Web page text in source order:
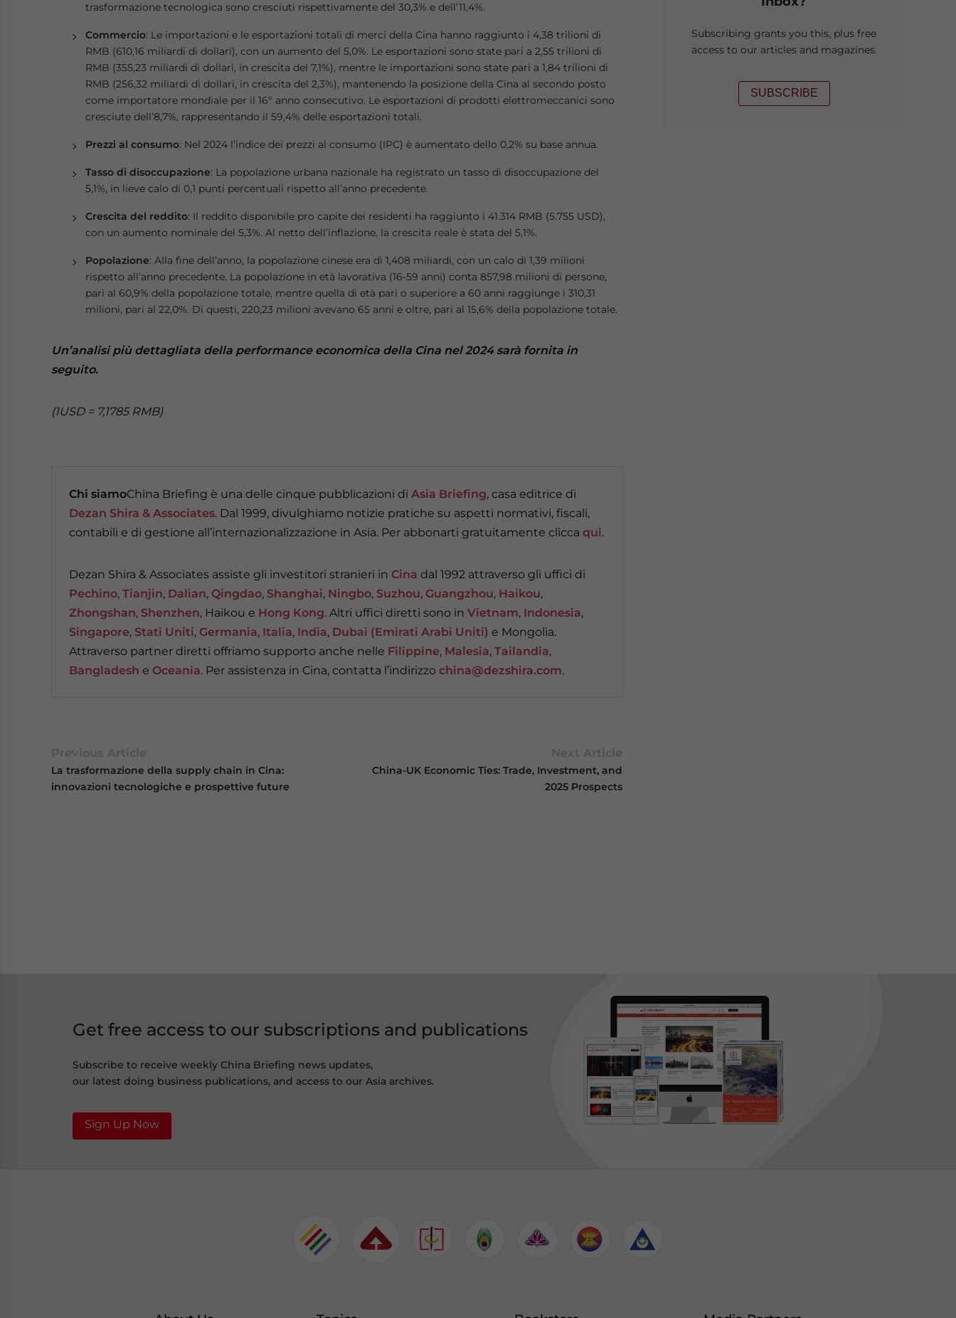
trasformazione tecnologica sono cresciuti rispettivamente del 30,3% e dell’11,4%.
Commercio: Le importazioni e le esportazioni totali di merci della Cina hanno raggiunto i 4,38 trilioni di
RMB (610,16 miliardi di dollari), con un aumento del 5,0%. Le esportazioni sono state pari a 2,55 trilioni di
RMB (355,23 miliardi di dollari, in crescita del 7,1%), mentre le importazioni sono state pari a 1,84 trilioni di
RMB (256,32 miliardi di dollari, in crescita del 2,3%), mantenendo la posizione della Cina al secondo posto
come importatore mondiale per il 16° anno consecutivo. Le esportazioni di prodotti elettromeccanici sono
cresciute dell’8,7%, rappresentando il 59,4% delle esportazioni totali.
Prezzi al consumo: Nel 2024 l’indice dei prezzi al consumo (IPC) è aumentato dello 0,2% su base annua.
Tasso di disoccupazione: La popolazione urbana nazionale ha registrato un tasso di disoccupazione del
5,1%, in lieve calo di 0,1 punti percentuali rispetto all’anno precedente.
Crescita del reddito: Il reddito disponibile pro capite dei residenti ha raggiunto i 41.314 RMB (5.755 USD),
con un aumento nominale del 5,3%. Al netto dell’inflazione, la crescita reale è stata del 5,1%.
Popolazione: Alla fine dell’anno, la popolazione cinese era di 1,408 miliardi, con un calo di 1,39 milioni
rispetto all’anno precedente. La popolazione in età lavorativa (16-59 anni) conta 857,98 milioni di persone,
pari al 60,9% della popolazione totale, mentre quella di età pari o superiore a 60 anni raggiunge i 310,31
milioni, pari al 22,0%. Di questi, 220,23 milioni avevano 65 anni e oltre, pari al 15,6% della popolazione totale.
Un’analisi più dettagliata della performance economica della Cina nel 2024 sarà fornita in
seguito.
(1USD = 7,1785 RMB)
Chi siamoChina Briefing è una delle cinque pubblicazioni di Asia Briefing, casa editrice di
Dezan Shira & Associates. Dal 1999, divulghiamo notizie pratiche su aspetti normativi, fiscali,
contabili e di gestione all’internazionalizzazione in Asia. Per abbonarti gratuitamente clicca qui.
Dezan Shira & Associates assiste gli investitori stranieri in Cina dal 1992 attraverso gli uffici di
Pechino, Tianjin, Dalian, Qingdao, Shanghai, Ningbo, Suzhou, Guangzhou, Haikou,
Zhongshan, Shenzhen, Haikou e Hong Kong. Altri uffici diretti sono in Vietnam, Indonesia,
Singapore, Stati Uniti, Germania, Italia, India, Dubai (Emirati Arabi Uniti) e Mongolia.
Attraverso partner diretti offriamo supporto anche nelle Filippine, Malesia, Tailandia,
Bangladesh e Oceania. Per assistenza in Cina, contatta l’indirizzo china@dezshira.com.
La trasformazione della supply chain in Cina:
innovazioni tecnologiche e prospettive future
China-UK Economic Ties: Trade, Investment, and
2025 Prospects
Subscribing grants you this, plus free
access to our articles and magazines.
SUBSCRIBE
Get free access to our subscriptions and publications
Subscribe to receive weekly China Briefing news updates,
our latest doing business publications, and access to our Asia archives.
Sign Up Now